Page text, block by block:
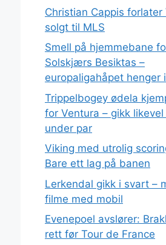
Christian Cappis forlater
solgt til MLS
Smell på hjemmebane
Solskjærs Besiktas –
europaligahåpet henger
Trippelbogey ødela
for Ventura – gikk likevel
under par
Viking med utrolig
Bare ett lag på banen
Lerkendal gikk i svart –
filme med mobil
Evenepoel avslører:
rett før Tour de France